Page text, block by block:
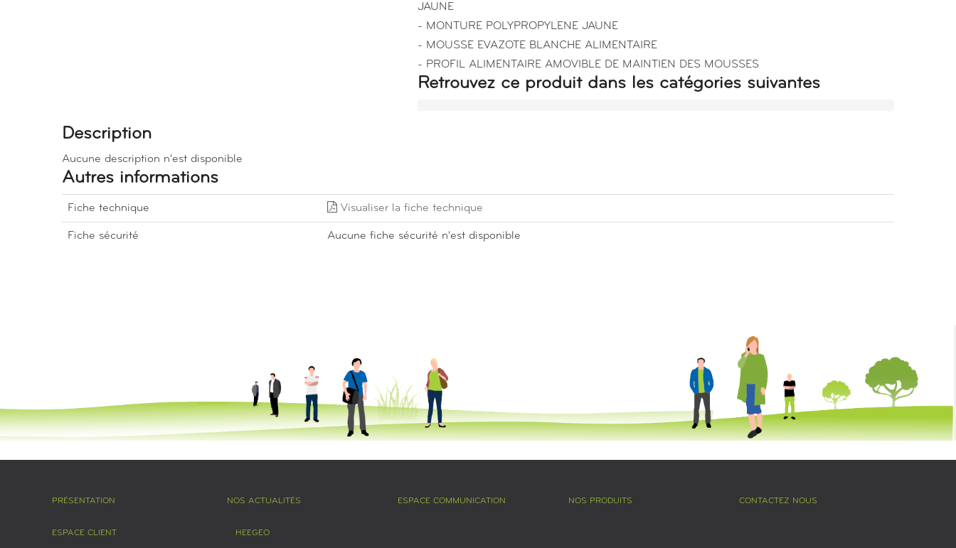
JAUNE
- MONTURE POLYPROPYLENE JAUNE
- MOUSSE EVAZOTE BLANCHE ALIMENTAIRE
- PROFIL ALIMENTAIRE AMOVIBLE DE MAINTIEN DES MOUSSES
Retrouvez ce produit dans les catégories suivantes
Description
Aucune description n'est disponible
Autres informations
Fiche technique Visualiser la fiche technique
Fiche sécurité Aucune fiche sécurité n'est disponible
PRÉSENTATION NOS ACTUALITÉS ESPACE COMMUNICATION NOS PRODUITS CONTACTEZ NOUS
ESPACE CLIENT HEEGEO